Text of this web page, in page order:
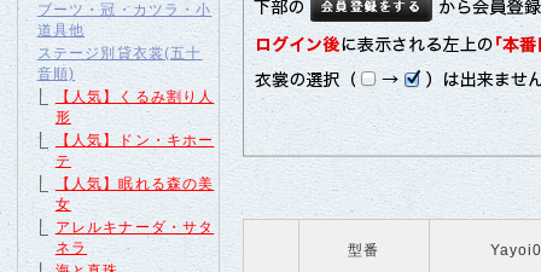
ブーツ・冠・カツラ・小
道具他
ステージ別貸衣裳(五十
音順)
【人気】くるみ割り人
形
【人気】ドン・キホー
テ
【人気】眠れる森の美
女
アレルキナーダ・サタ
ネラ
型番